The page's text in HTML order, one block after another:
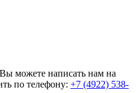
можете написать нам на
по телефону: +7 (4922) 538-